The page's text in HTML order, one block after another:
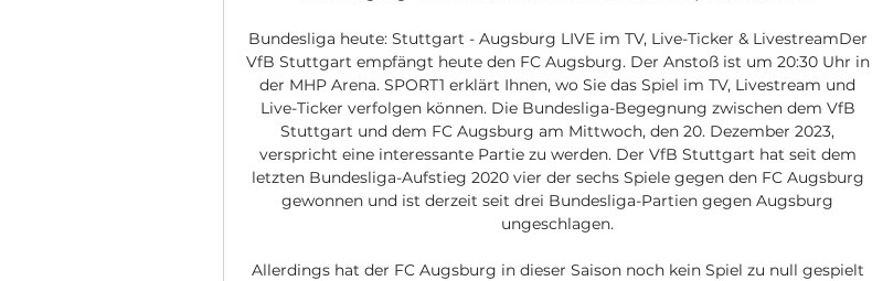
Bundesliga heute: Stuttgart - Augsburg LIVE im TV, Live-Ticker & LivestreamDer
VfB Stuttgart empfängt heute den FC Augsburg. Der Anstoß ist um 20:30 Uhr in
der MHP Arena. SPORT1 erklärt Ihnen, wo Sie das Spiel im TV, Livestream und
Live-Ticker verfolgen können. Die Bundesliga-Begegnung zwischen dem VfB
Stuttgart und dem FC Augsburg am Mittwoch, den 20. Dezember 2023,
verspricht eine interessante Partie zu werden. Der VfB Stuttgart hat seit dem
letzten Bundesliga-Aufstieg 2020 vier der sechs Spiele gegen den FC Augsburg
gewonnen und ist derzeit seit drei Bundesliga-Partien gegen Augsburg
ungeschlagen.
Allerdings hat der FC Augsburg in dieser Saison noch kein Spiel zu null gespielt